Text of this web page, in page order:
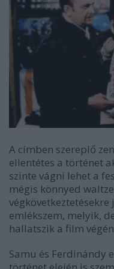
A címben szereplő
ellentétes a történet
szinte vágni lehet a
mégis könnyed
emlékszem, melyik,
hallatszik a film
Samu és Ferdinándy